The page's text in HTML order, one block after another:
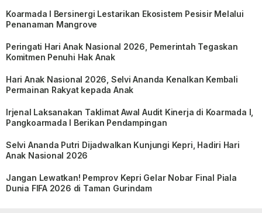
Koarmada I Bersinergi Lestarikan Ekosistem Pesisir Melalui
Penanaman Mangrove
Peringati Hari Anak Nasional 2026, Pemerintah Tegaskan
Komitmen Penuhi Hak Anak
Hari Anak Nasional 2026, Selvi Ananda Kenalkan Kembali
Permainan Rakyat kepada Anak
Irjenal Laksanakan Taklimat Awal Audit Kinerja di Koarmada I,
Pangkoarmada I Berikan Pendampingan
Selvi Ananda Putri Dijadwalkan Kunjungi Kepri, Hadiri Hari
Anak Nasional 2026
Jangan Lewatkan! Pemprov Kepri Gelar Nobar Final Piala
Dunia FIFA 2026 di Taman Gurindam